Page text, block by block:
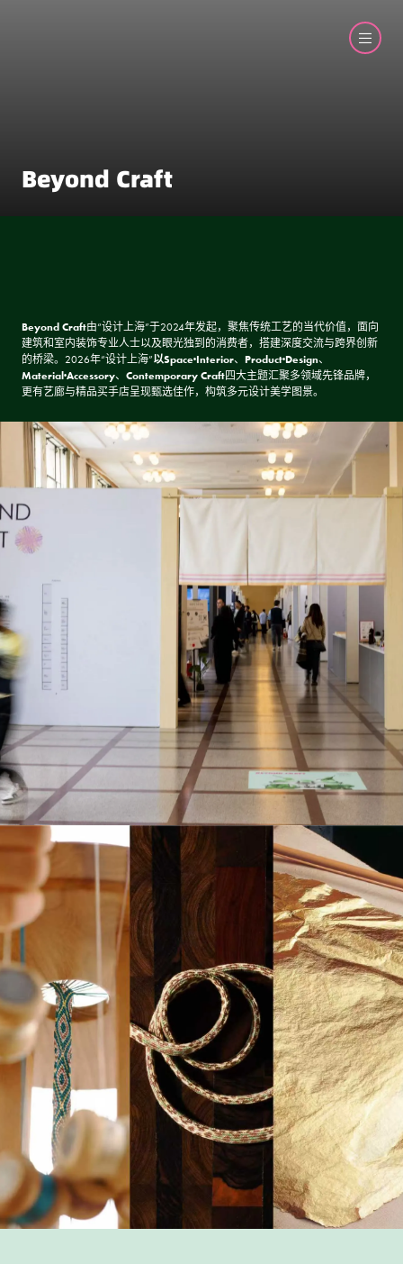
Beyond Craft
Beyond Craft由“设计上海”于2024年发起，聚焦传统工艺的当代价值，面向
建筑和室内装饰专业人士以及眼光独到的消费者，搭建深度交流与跨界创新
的桥梁。2026年“设计上海”以Space·Interior、 Product·Design、
Material·Accessory、 Contemporary Craft四大主题汇聚多领域先锋品牌，
更有艺廊与精品买手店呈现甄选佳作，构筑多元设计美学图景。